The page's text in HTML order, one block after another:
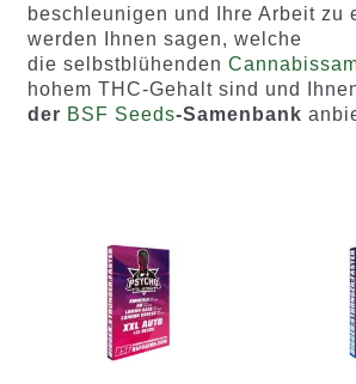
beschleunigen und Ihre Arbeit zu
werden Ihnen sagen, welche
die selbstblühenden
hohem THC-Gehalt sind und
der BSF Seeds-Samenbank